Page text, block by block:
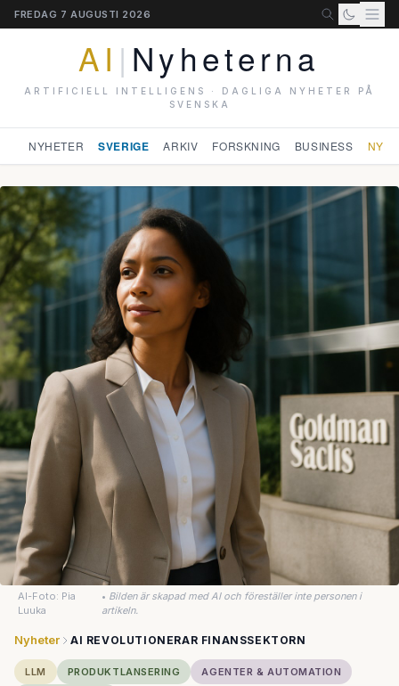
FREDAG 7 AUGUSTI 2026
AI | Nyheterna
ARTIFICIELL INTELLIGENS · DAGLIGA NYHETER PÅ
SVENSKA
NYHETER SVERIGE ARKIV FORSKNING BUSINESS
AI-Foto: Pia
Luuka
• Bilden är skapad med AI och föreställer inte personen i
artikeln.
Nyheter AI REVOLUTIONERAR FINANSSEKTORN
LLM PRODUKTLANSERING
AGENTER & AUTOMATION